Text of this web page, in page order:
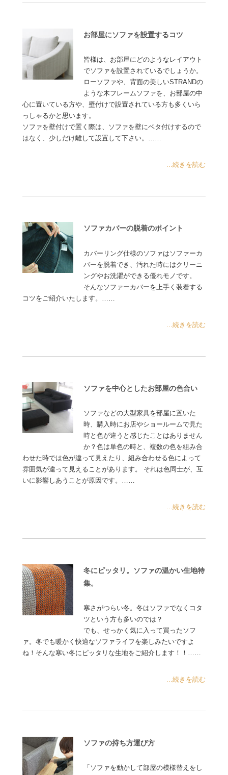
お部屋にソファを設置するコツ
皆様は、お部屋にどのようなレイアウト
でソファを設置されているでしょうか。
ローソファや、背面の美しいSTRANDの
ような木フレームソファを、お部屋の中
心に置いている方や、壁付けで設置されている方も多くいら
っしゃるかと思います。
ソファを壁付けで置く際は、ソファを壁にベタ付けするので
はなく、少しだけ離して設置して下さい。……
...続きを読む
ソファカバーの脱着のポイント
カバーリング仕様のソファはソファーカ
バーを脱着でき、汚れた時にはクリーニ
ングやお洗濯ができる優れモノです。
そんなソファーカバーを上手く装着する
コツをご紹介いたします。……
...続きを読む
ソファを中心としたお部屋の色合い
ソファなどの大型家具を部屋に置いた
時、購入時にお店やショールームで見た
時と色が違うと感じたことはありません
か？色は単色の時と、複数の色を組み合
わせた時では色が違って見えたり、組み合わせる色によって
雰囲気が違って見えることがあります。 それは色同士が、互
いに影響しあうことが原因です。……
...続きを読む
冬にピッタリ。ソファの温かい生地特
集。
寒さがつらい冬。冬はソファでなくコタ
ツという方も多いのでは？
でも、せっかく気に入って買ったソフ
ァ。冬でも暖かく快適なソファライフを楽しみたいですよ
ね！そんな寒い冬にピッタリな生地をご紹介します！！……
...続きを読む
ソファの持ち方運び方
「ソファを動かして部屋の模様替えをし